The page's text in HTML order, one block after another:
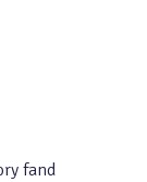
fand